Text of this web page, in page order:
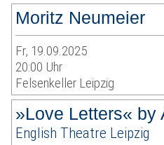
Moritz Neumeier
Fr, 19.09.2025
20:00 Uhr
Felsenkeller Leipzig
»Love Letters« by
English Theatre Leipzig